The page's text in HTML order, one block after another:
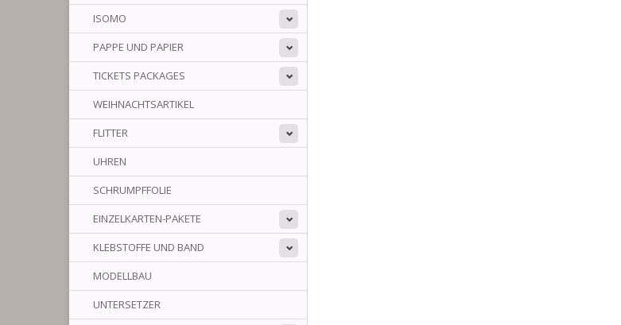
ISOMO
PAPPE UND PAPIER
TICKETS PACKAGES
WEIHNACHTSARTIKEL
FLITTER
UHREN
SCHRUMPFFOLIE
EINZELKARTEN-PAKETE
KLEBSTOFFE UND BAND
MODELLBAU
UNTERSETZER